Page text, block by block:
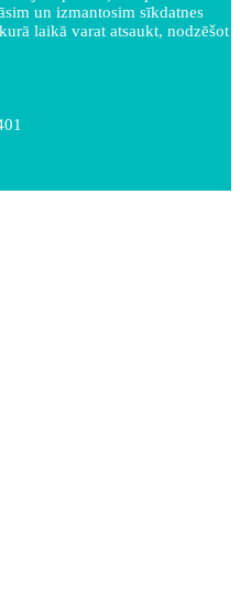
un izmantosim sīkdatnes
laikā varat atsaukt, nodzēšot